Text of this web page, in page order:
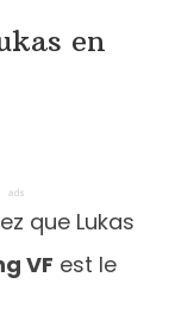
en
que Lukas
VF est le